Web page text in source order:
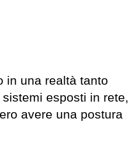
in una realtà tanto
esposti in rete,
avere una postura